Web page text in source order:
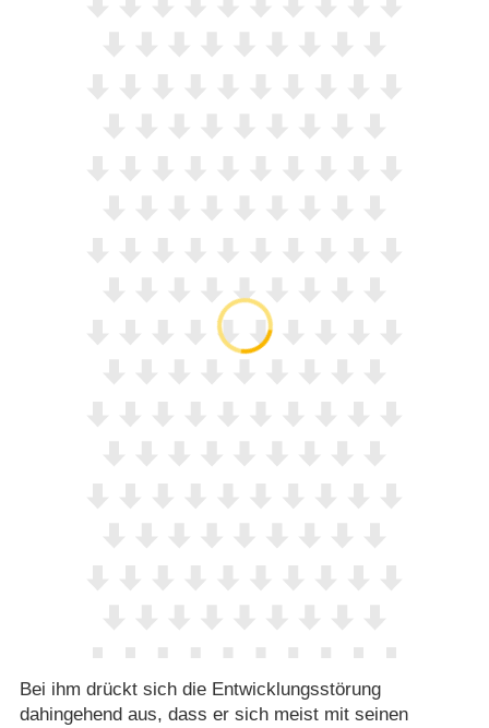
Bei ihm drückt sich die Entwicklungsstörung
dahingehend aus, dass er sich meist mit seinen